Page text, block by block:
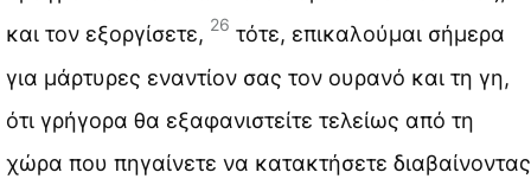
και τον εξοργίσετε, 26 τότε, επικαλούμαι σήμερα
για μάρτυρες εναντίον σας τον ουρανό και τη γη,
ότι γρήγορα θα εξαφανιστείτε τελείως από τη
χώρα που πηγαίνετε να κατακτήσετε διαβαίνοντας